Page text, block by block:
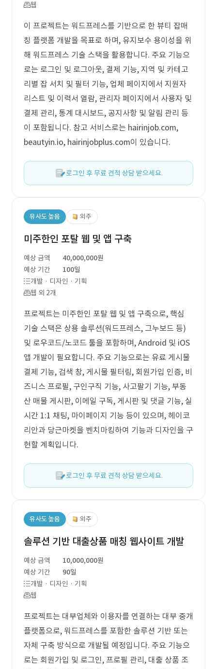
웹
이 프로젝트는 워드프레스를 기반으로 한 뷰티 잡매
칭 플랫폼 개발을 목표로 하며, 유지보수 용이성을 위
해 워드프레스 기술 스택을 활용합니다. 주요 기능으
로는 로그인 및 로그아웃, 결제 기능, 지역 및 카테고
리별 잡 서치 및 필터 기능, 업체 페이지에서 지원자
리스트 및 이력서 열람, 관리자 페이지에서 사용자 및
결제 관리, 통계 대시보드, 공지사항 및 알림 관리 등
이 포함됩니다. 참고 서비스로는 hairinjob.com,
beautyin.io, hairinjobplus.com이 있습니다.
로그인 후 무료 견적 상담 받으세요.
유사도 높음 외주
미주한인 포탈 웹 및 앱 구축
예상 금액
40,000,000원
예상 기간
100일
개발 · 디자인 · 기획
웹 외 2개
프로젝트는 미주한인 포탈 웹 및 앱 구축으로, 핵심
기술 스택은 상용 솔루션(워드프레스, 그누보드 등)
및 로우코드/노코드 툴을 포함하며, Android 및 iOS
앱 개발이 필요합니다. 주요 기능으로는 유료 게시물
결제 기능, 검색 창, 게시물 필터링, 회원가입 인증, 비
즈니스 프로필, 구인구직 기능, 사고팔기 기능, 부동
산 매물 게시판, 이메일 구독, 게시판 및 댓글 기능, 실
시간 1:1 채팅, 마이페이지 기능 등이 있으며, 헤이코
리안과 당근마켓을 벤치마킹하여 기능과 디자인을 구
현할 계획입니다.
로그인 후 무료 견적 상담 받으세요.
유사도 높음 외주
솔루션 기반 대출상품 매칭 웹사이트 개발
예상 금액
10,000,000원
예상 기간
90일
개발 · 디자인 · 기획
웹
프로젝트는 대부업체와 이용자를 연결하는 대부 중개
플랫폼으로, 워드프레스를 포함한 솔루션 기반 또는
자체 구축 방식으로 개발될 예정입니다. 주요 기능으
로는 회원가입 및 로그인, 프로필 관리, 대출 상품 조